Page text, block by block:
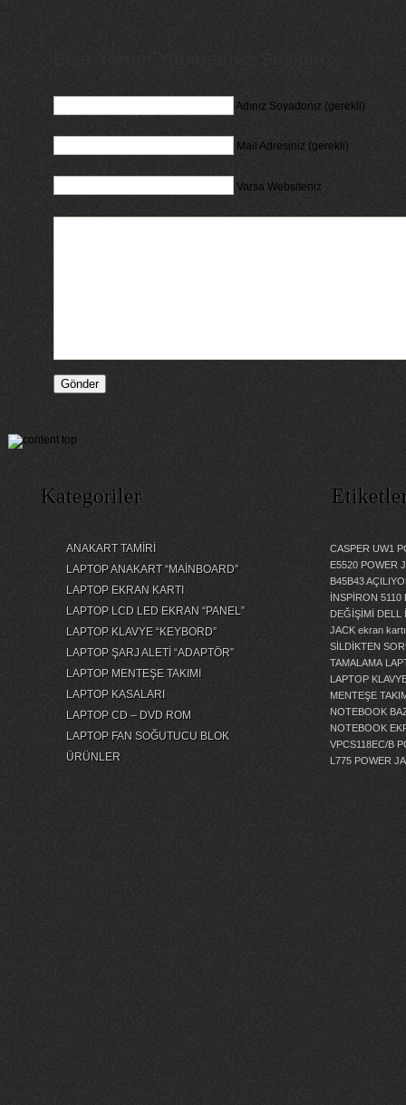
Adınız Soyadonız (gerekli)
Mail Adresiniz (gerekli)
Varsa Websiteniz
Kategoriler
ANAKART TAMİRİ
LAPTOP ANAKART “MAİNBOARD”
LAPTOP EKRAN KARTI
LAPTOP LCD LED EKRAN “PANEL”
LAPTOP KLAVYE “KEYBORD”
LAPTOP ŞARJ ALETİ “ADAPTÖR”
LAPTOP MENTEŞE TAKIMI
LAPTOP KASALARI
LAPTOP CD – DVD ROM
LAPTOP FAN SOĞUTUCU BLOK
ÜRÜNLER
CASPER UW1
E5520 POWER
B45B43
İNSPİRON
DEĞİŞİMİ
DELL
JACK ekran
SİLDİKTEN
TAMALAMA
LAPTOP
MENTEŞE
NOTEBOOK
NOTEBOOK
VPCS118EC/B
L775 POWER